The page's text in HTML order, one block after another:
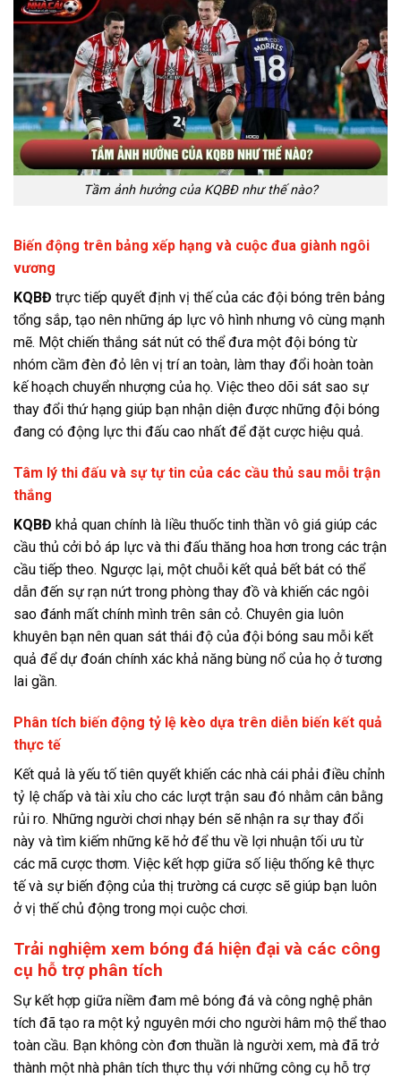
Tầm ảnh hưởng của KQBĐ như thế nào?
Biến động trên bảng xếp hạng và cuộc đua giành ngôi
vương
KQBĐ trực tiếp quyết định vị thế của các đội bóng trên bảng
tổng sắp, tạo nên những áp lực vô hình nhưng vô cùng mạnh
mẽ. Một chiến thắng sát nút có thể đưa một đội bóng từ
nhóm cầm đèn đỏ lên vị trí an toàn, làm thay đổi hoàn toàn
kế hoạch chuyển nhượng của họ. Việc theo dõi sát sao sự
thay đổi thứ hạng giúp bạn nhận diện được những đội bóng
đang có động lực thi đấu cao nhất để đặt cược hiệu quả.
Tâm lý thi đấu và sự tự tin của các cầu thủ sau mỗi trận
thắng
KQBĐ khả quan chính là liều thuốc tinh thần vô giá giúp các
cầu thủ cởi bỏ áp lực và thi đấu thăng hoa hơn trong các trận
cầu tiếp theo. Ngược lại, một chuỗi kết quả bết bát có thể
dẫn đến sự rạn nứt trong phòng thay đồ và khiến các ngôi
sao đánh mất chính mình trên sân cỏ. Chuyên gia luôn
khuyên bạn nên quan sát thái độ của đội bóng sau mỗi kết
quả để dự đoán chính xác khả năng bùng nổ của họ ở tương
lai gần.
Phân tích biến động tỷ lệ kèo dựa trên diễn biến kết quả
thực tế
Kết quả là yếu tố tiên quyết khiến các nhà cái phải điều chỉnh
tỷ lệ chấp và tài xỉu cho các lượt trận sau đó nhằm cân bằng
rủi ro. Những người chơi nhạy bén sẽ nhận ra sự thay đổi
này và tìm kiếm những kẽ hở để thu về lợi nhuận tối ưu từ
các mã cược thơm. Việc kết hợp giữa số liệu thống kê thực
tế và sự biến động của thị trường cá cược sẽ giúp bạn luôn
ở vị thế chủ động trong mọi cuộc chơi.
Trải nghiệm xem bóng đá hiện đại và các công
cụ hỗ trợ phân tích
Sự kết hợp giữa niềm đam mê bóng đá và công nghệ phân
tích đã tạo ra một kỷ nguyên mới cho người hâm mộ thể thao
toàn cầu. Bạn không còn đơn thuần là người xem, mà đã trở
thành một nhà phân tích thực thụ với những công cụ hỗ trợ